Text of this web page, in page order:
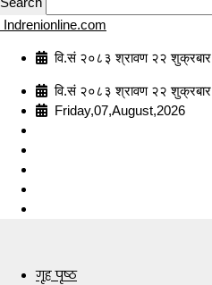
Indrenionline.com
वि.सं २०८३ श्रावण २२ शुक्रबार
वि.सं २०८३ श्रावण २२ शुक्रबार
Friday,07,August,2026
गृह पृष्ठ